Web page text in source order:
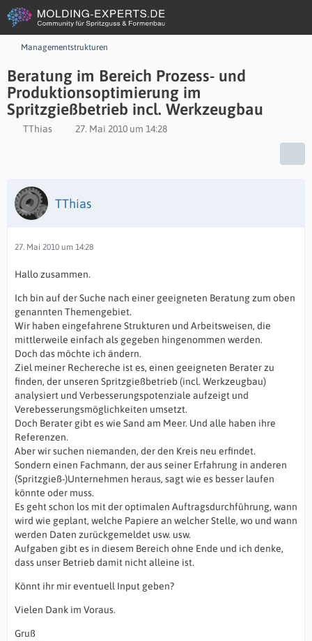
Managementstrukturen
Beratung im Bereich Prozess- und
Produktionsoptimierung im
Spritzgießbetrieb incl. Werkzeugbau
TThias 27. Mai 2010 um 14:28
TThias
27. Mai 2010 um 14:28
Hallo zusammen.
Ich bin auf der Suche nach einer geeigneten Beratung zum oben
genannten Themengebiet.
Wir haben eingefahrene Strukturen und Arbeitsweisen, die
mittlerweile einfach als gegeben hingenommen werden.
Doch das möchte ich ändern.
Ziel meiner Rechereche ist es, einen geeigneten Berater zu
finden, der unseren Spritzgießbetrieb (incl. Werkzeugbau)
analysiert und Verbesserungspotenziale aufzeigt und
Verebesserungsmöglichkeiten umsetzt.
Doch Berater gibt es wie Sand am Meer. Und alle haben ihre
Referenzen.
Aber wir suchen niemanden, der den Kreis neu erfindet.
Sondern einen Fachmann, der aus seiner Erfahrung in anderen
(Spritzgieß-)Unternehmen heraus, sagt wie es besser laufen
könnte oder muss.
Es geht schon los mit der optimalen Auftragsdurchführung, wann
wird wie geplant, welche Papiere an welcher Stelle, wo und wann
werden Daten zurückgemeldet usw. usw.
Aufgaben gibt es in diesem Bereich ohne Ende und ich denke,
dass unser Betrieb damit nicht alleine ist.
Könnt ihr mir eventuell Input geben?
Vielen Dank im Voraus.
Gruß